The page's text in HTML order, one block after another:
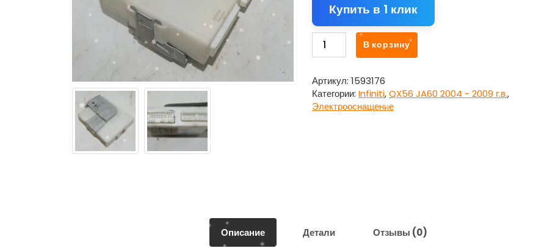
Купить в 1 клик
Количество
товара
комфорта
(ЭБУ)
988007S201
для
2004
В корзину
Артикул: 1593176
Категории: Infiniti,QX56 JA60 2004 - 2009 г.в.,
Электрооснащение
Описание Детали Отзывы (0)